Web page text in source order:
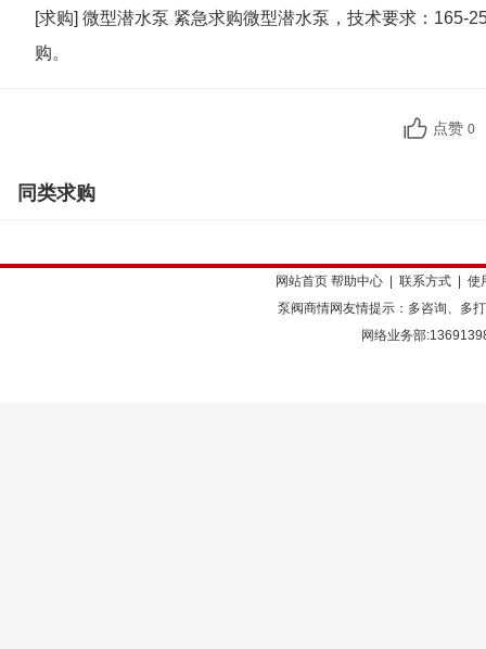
[求购] 微型潜水泵 紧急求购微型潜水泵，技术要求：165-
购。
点赞 0
同类求购
网站首页 帮助中心 联系方式
使
泵阀商情网友情提示：多咨询、多
网络业务部